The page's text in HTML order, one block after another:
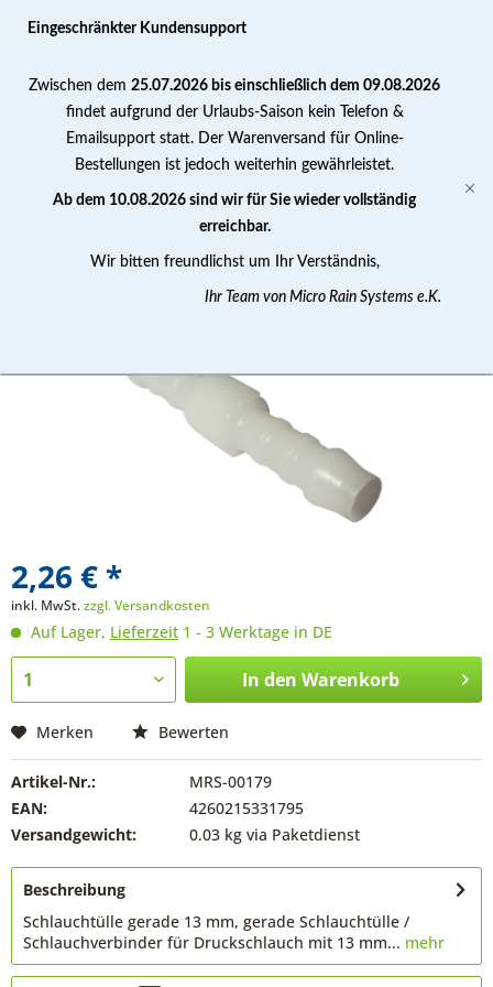
Gerade Schlauchtülle
2,26 € *
inkl. MwSt.zzgl. Versandkosten
Auf Lager, Lieferzeit 1 - 3 Werktage in DE
In den Warenkorb
Merken Bewerten
Artikel-Nr.:
MRS-00179
EAN:
4260215331795
Versandgewicht:
0.03 kg via Paketdienst
Beschreibung
Schlauchtülle gerade 13 mm, gerade Schlauchtülle /
Schlauchverbinder für Druckschlauch mit 13 mm... mehr
Eingeschränkter Kundensupport
Zwischen dem 25.07.2026 bis einschließlich dem 09.08.2026
findet aufgrund der Urlaubs-Saison kein Telefon &
Emailsupport statt. Der Warenversand für Online-
Bestellungen ist jedoch weiterhin gewährleistet.
Ab dem 10.08.2026 sind wir für Sie wieder vollständig
erreichbar.
Wir bitten freundlichst um Ihr Verständnis,
Ihr Team von Micro Rain Systems e.K.